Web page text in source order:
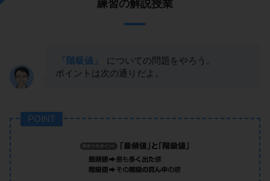
練習の解説授業
「階級値」
についての問題をやろう。
ポイントは次の通りだよ。
POINT